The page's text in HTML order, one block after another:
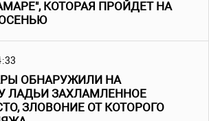
КОТОРАЯ ПРОЙДЕТ НА
ОБНАРУЖИЛИ НА
ЛАДЬИ ЗАХЛАМЛЕННОЕ
ЗЛОВОНИЕ ОТ КОТОРОГО